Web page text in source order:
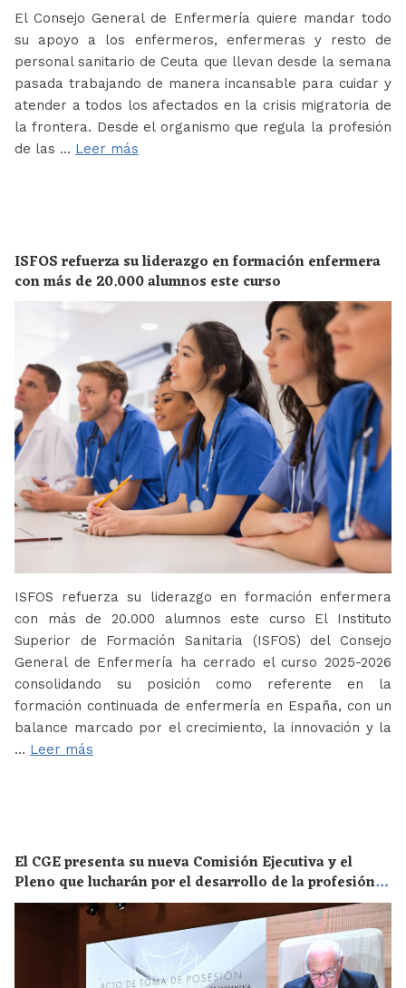
El Consejo General de Enfermería quiere mandar todo
su apoyo a los enfermeros, enfermeras y resto de
personal sanitario de Ceuta que llevan desde la semana
pasada trabajando de manera incansable para cuidar y
atender a todos los afectados en la crisis migratoria de
la frontera. Desde el organismo que regula la profesión
de las … Leer más
ISFOS refuerza su liderazgo en formación enfermera
con más de 20.000 alumnos este curso
ISFOS refuerza su liderazgo en formación enfermera
con más de 20.000 alumnos este curso El Instituto
Superior de Formación Sanitaria (ISFOS) del Consejo
General de Enfermería ha cerrado el curso 2025-2026
consolidando su posición como referente en la
formación continuada de enfermería en España, con un
balance marcado por el crecimiento, la innovación y la
… Leer más
El CGE presenta su nueva Comisión Ejecutiva y el
Pleno que lucharán por el desarrollo de la profesión
en los próximos años